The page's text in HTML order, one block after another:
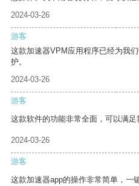
2024-03-26
游客
这款加速器VPM应用程序已经为我
护。
2024-03-26
游客
这款软件的功能非常全面，可以满足
2024-03-26
游客
这款加速器app的操作非常简单，一